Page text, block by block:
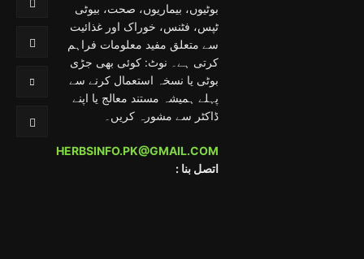
بوٹیوں، بیماریوں، صحت، بیوٹی
ٹپس، فٹنس، خوراک اور غذائیت
سے متعلق مفید معلومات فراہم
کرتی ہے۔ نوٹ: کوئی بھی جڑی
بوٹی یا نسخہ استعمال کرنے سے
پہلے ہمیشہ مستند معالج یا اپنے
ڈاکٹر سے مشورہ کریں۔
HERBSINFO.PK@GMAIL.COM
: اتصل بنا